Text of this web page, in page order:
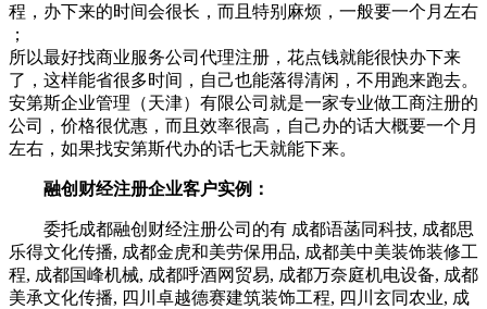
程，办下来的时间会很长，而且特别麻烦，一般要一个月左右
；
所以最好找商业服务公司代理注册，花点钱就能很快办下来
了，这样能省很多时间，自己也能落得清闲，不用跑来跑去。
安第斯企业管理（天津）有限公司就是一家专业做工商注册的
公司，价格很优惠，而且效率很高，自己办的话大概要一个月
左右，如果找安第斯代办的话七天就能下来。
融创财经注册企业客户实例：
委托成都融创财经注册公司的有 成都语菡同科技, 成都思
乐得文化传播, 成都金虎和美劳保用品, 成都美中美装饰装修工
程, 成都国峰机械, 成都呼酒网贸易, 成都万奈庭机电设备, 成都
美承文化传播, 四川卓越德赛建筑装饰工程, 四川玄同农业, 成